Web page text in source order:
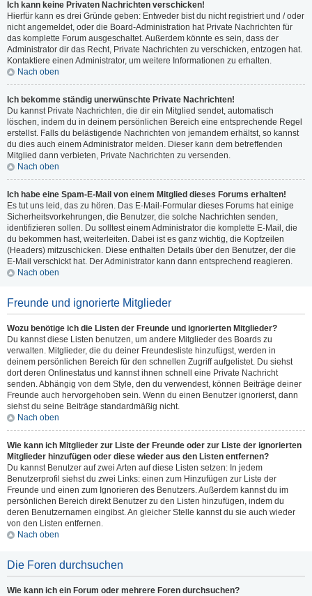
Ich kann keine Privaten Nachrichten verschicken!
Hierfür kann es drei Gründe geben: Entweder bist du nicht registriert und / oder
nicht angemeldet, oder die Board-Administration hat Private Nachrichten für
das komplette Forum ausgeschaltet. Außerdem könnte es sein, dass der
Administrator dir das Recht, Private Nachrichten zu verschicken, entzogen hat.
Kontaktiere einen Administrator, um weitere Informationen zu erhalten.
Nach oben
Ich bekomme ständig unerwünschte Private Nachrichten!
Du kannst Private Nachrichten, die dir ein Mitglied sendet, automatisch
löschen, indem du in deinem persönlichen Bereich eine entsprechende Regel
erstellst. Falls du belästigende Nachrichten von jemandem erhältst, so kannst
du dies auch einem Administrator melden. Dieser kann dem betreffenden
Mitglied dann verbieten, Private Nachrichten zu versenden.
Nach oben
Ich habe eine Spam-E-Mail von einem Mitglied dieses Forums erhalten!
Es tut uns leid, das zu hören. Das E-Mail-Formular dieses Forums hat einige
Sicherheitsvorkehrungen, die Benutzer, die solche Nachrichten senden,
identifizieren sollen. Du solltest einem Administrator die komplette E-Mail, die
du bekommen hast, weiterleiten. Dabei ist es ganz wichtig, die Kopfzeilen
(Headers) mitzuschicken. Diese enthalten Details über den Benutzer, der die
E-Mail verschickt hat. Der Administrator kann dann entsprechend reagieren.
Nach oben
Freunde und ignorierte Mitglieder
Wozu benötige ich die Listen der Freunde und ignorierten Mitglieder?
Du kannst diese Listen benutzen, um andere Mitglieder des Boards zu
verwalten. Mitglieder, die du deiner Freundesliste hinzufügst, werden in
deinem persönlichen Bereich für den schnellen Zugriff aufgelistet. Du siehst
dort deren Onlinestatus und kannst ihnen schnell eine Private Nachricht
senden. Abhängig von dem Style, den du verwendest, können Beiträge deiner
Freunde auch hervorgehoben sein. Wenn du einen Benutzer ignorierst, dann
siehst du seine Beiträge standardmäßig nicht.
Nach oben
Wie kann ich Mitglieder zur Liste der Freunde oder zur Liste der ignorierten
Mitglieder hinzufügen oder diese wieder aus den Listen entfernen?
Du kannst Benutzer auf zwei Arten auf diese Listen setzen: In jedem
Benutzerprofil siehst du zwei Links: einen zum Hinzufügen zur Liste der
Freunde und einen zum Ignorieren des Benutzers. Außerdem kannst du im
persönlichen Bereich direkt Benutzer zu den Listen hinzufügen, indem du
deren Benutzernamen eingibst. An gleicher Stelle kannst du sie auch wieder
von den Listen entfernen.
Nach oben
Die Foren durchsuchen
Wie kann ich ein Forum oder mehrere Foren durchsuchen?